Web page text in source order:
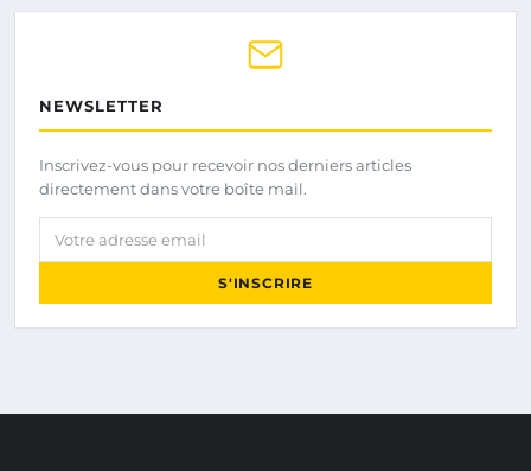
NEWSLETTER
Inscrivez-vous pour recevoir nos derniers articles
directement dans votre boîte mail.
Votre adresse email
S'INSCRIRE